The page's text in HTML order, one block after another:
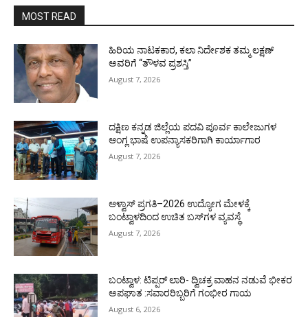
MOST READ
ಹಿರಿಯ ನಾಟಕಕಾರ, ಕಲಾ ನಿರ್ದೇಶಕ ತಮ್ಮ ಲಕ್ಷಣ್
ಅವರಿಗೆ “ತೌಳವ ಪ್ರಶಸ್ತಿ”
August 7, 2026
ದಕ್ಷಿಣ ಕನ್ನಡ ಜಿಲ್ಲೆಯ ಪದವಿ ಪೂರ್ವ ಕಾಲೇಜುಗಳ
ಆಂಗ್ಲ ಭಾಷೆ ಉಪನ್ಯಾಸಕರಿಗಾಗಿ ಕಾರ್ಯಾಗಾರ
August 7, 2026
ಆಳ್ವಾಸ್ ಪ್ರಗತಿ–2026 ಉದ್ಯೋಗ ಮೇಳಕ್ಕೆ
ಬಂಟ್ವಾಳದಿಂದ ಉಚಿತ ಬಸ್‌ಗಳ ವ್ಯವಸ್ಥೆ
August 7, 2026
ಬಂಟ್ವಾಳ: ಟಿಪ್ಪರ್ ಲಾರಿ- ದ್ವಿಚಕ್ರ ವಾಹನ ನಡುವೆ ಭೀಕರ
ಅಪಘಾತ :ಸವಾರರಿಬ್ಬರಿಗೆ ಗಂಭೀರ ಗಾಯ
August 6, 2026